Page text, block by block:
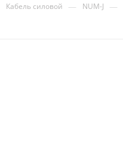
Кабель силовой — NUM-J —